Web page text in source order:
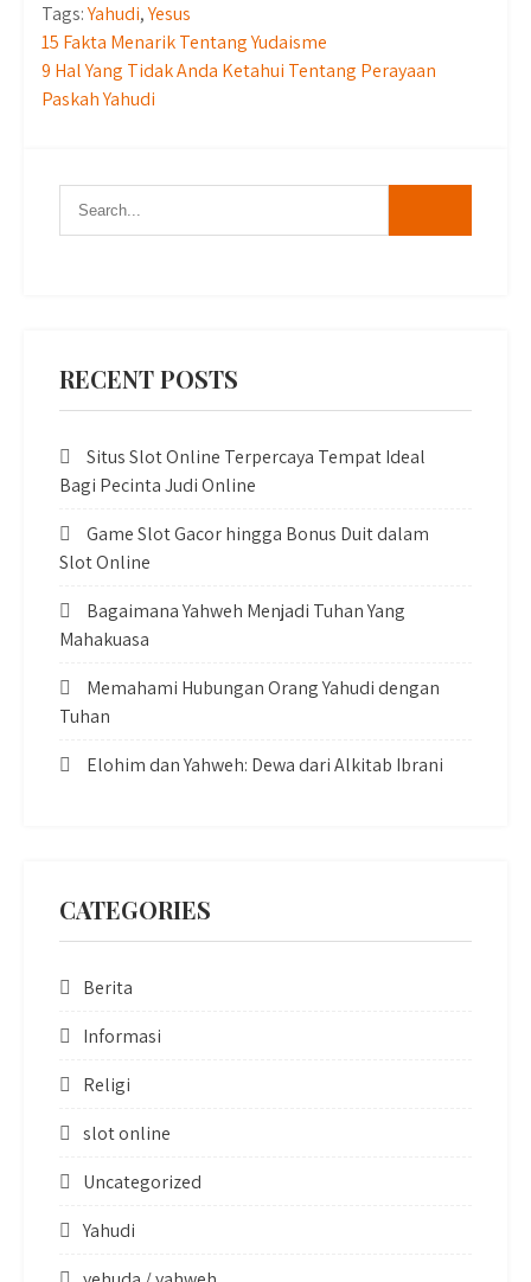
Tags:Yahudi,Yesus
Post
navigation
15 Fakta Menarik Tentang Yudaisme
9 Hal Yang Tidak Anda Ketahui Tentang Perayaan
Paskah Yahudi
RECENT POSTS
Situs Slot Online Terpercaya Tempat Ideal
Bagi Pecinta Judi Online
Game Slot Gacor hingga Bonus Duit dalam
Slot Online
Bagaimana Yahweh Menjadi Tuhan Yang
Mahakuasa
Memahami Hubungan Orang Yahudi dengan
Tuhan
Elohim dan Yahweh: Dewa dari Alkitab Ibrani
CATEGORIES
Berita
Informasi
Religi
slot online
Uncategorized
Yahudi